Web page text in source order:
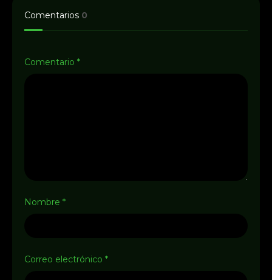
Comentarios 0
Comentario *
Nombre *
Correo electrónico *